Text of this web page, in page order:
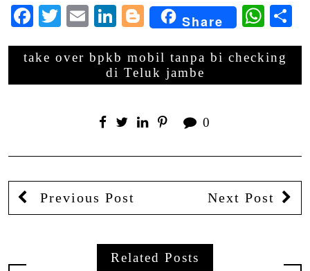
Facebook
Twitter
EmailLinkedIn
Blogger
Share
take over bpkb mobil tanpa bi checking
di Teluk jambe
0
Previous Post Next Post
Related Posts